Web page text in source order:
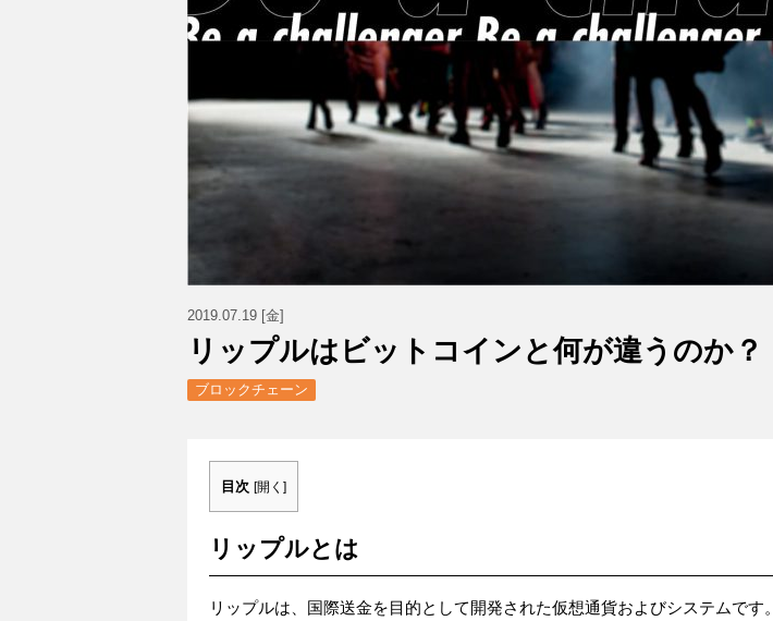
2019.07.19 [金]
リップルはビットコインと何が違うのか？
ブロックチェーン
目次 [開く ]
リップルとは
リップルは、国際送金を目的として開発された仮想通貨およびシステムです。